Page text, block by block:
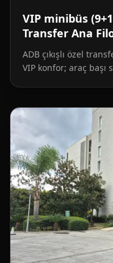
VIP minibüs
Transfer Ana
ADB çıkışlı özel
VIP konfor; araç başı